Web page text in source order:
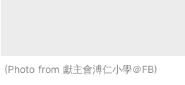
Photo from 獻主會溥仁小學＠FB